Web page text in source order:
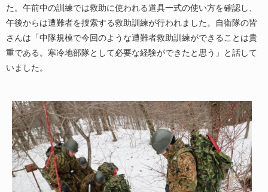
た。午前中の訓練では救助に使われる道具一式の使い方を確認し、
午後からは遭難者を捜索する救助訓練が行われました。自衛隊の皆
さんは「中隊規模で今回のような遭難者救助訓練ができることは貴
重である。寒冷地部隊として必要な経験ができたと思う」と話して
いました。